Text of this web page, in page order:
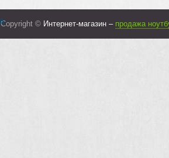
Copyright © Интернет-магазин – продажа